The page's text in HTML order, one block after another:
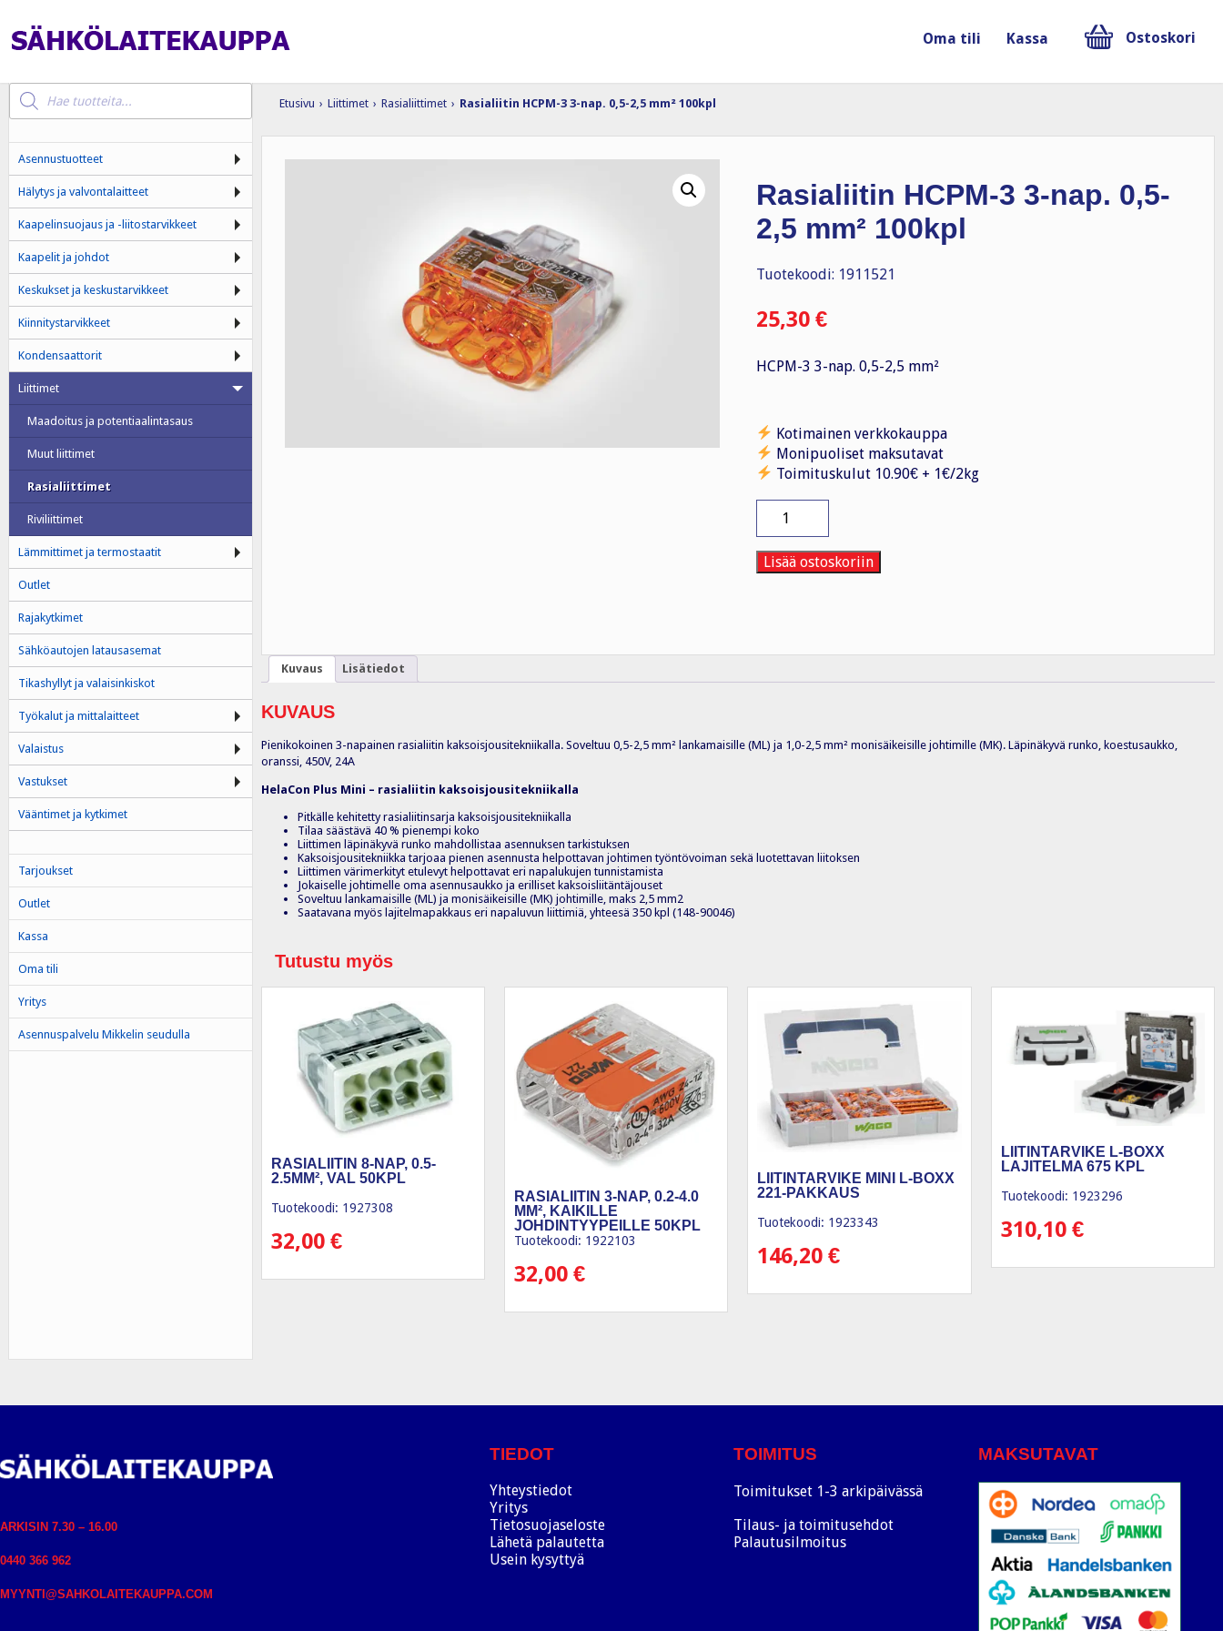
Oma tili Kassa Ostoskori
Etusivu › Liittimet › Rasialiittimet › Rasialiitin HCPM-3 3-nap. 0,5-2,5 mm² 100kpl
Rasialiitin HCPM-3 3-nap. 0,5-
2,5 mm² 100kpl
Tuotekoodi: 1911521
25,30 €
HCPM-3 3-nap. 0,5-2,5 mm²
Kotimainen verkkokauppa
Monipuoliset maksutavat
Toimituskulut 10.90€ + 1€/2kg
HCPM-
3
3-
nap.
Lisää ostoskoriin
Kuvaus Lisätiedot
KUVAUS
Pienikokoinen 3-napainen rasialiitin kaksoisjousitekniikalla. Soveltuu 0,5-2,5 mm² lankamaisille (ML) ja 1,0-2,5 mm² monisäikeisille johtimille (MK). Läpinäkyvä runko, koestusaukko,
oranssi, 450V, 24A
HelaCon Plus Mini – rasialiitin kaksoisjousitekniikalla
Pitkälle kehitetty rasialiitinsarja kaksoisjousitekniikalla
Tilaa säästävä 40 % pienempi koko
Liittimen läpinäkyvä runko mahdollistaa asennuksen tarkistuksen
Kaksoisjousitekniikka tarjoaa pienen asennusta helpottavan johtimen työntövoiman sekä luotettavan liitoksen
Liittimen värimerkityt etulevyt helpottavat eri napalukujen tunnistamista
Jokaiselle johtimelle oma asennusaukko ja erilliset kaksoisliitäntäjouset
Soveltuu lankamaisille (ML) ja monisäikeisille (MK) johtimille, maks 2,5 mm2
Saatavana myös lajitelmapakkaus eri napaluvun liittimiä, yhteesä 350 kpl (148-90046)
Tutustu myös
RASIALIITIN 8-NAP, 0.5-
2.5MM², VAL 50KPL
Tuotekoodi: 1927308
32,00 €
RASIALIITIN 3-NAP, 0.2-4.0
MM², KAIKILLE
JOHDINTYYPEILLE 50KPL
Tuotekoodi: 1922103
32,00€
LIITINTARVIKE MINI L-BOXX
221-PAKKAUS
Tuotekoodi: 1923343
146,20€
LIITINTARVIKE L-BOXX
LAJITELMA 675 KPL
Tuotekoodi: 1923296
310,10 €
Products
search
Asennustuotteet
Hälytys ja valvontalaitteet
Kaapelinsuojaus ja -liitostarvikkeet
Kaapelit ja johdot
Keskukset ja keskustarvikkeet
Kiinnitystarvikkeet
Kondensaattorit
Liittimet
Maadoitus ja potentiaalintasaus
Muut liittimet
Rasialiittimet
Riviliittimet
Lämmittimet ja termostaatit
Outlet
Rajakytkimet
Sähköautojen latausasemat
Tikashyllyt ja valaisinkiskot
Työkalut ja mittalaitteet
Valaistus
Vastukset
Vääntimet ja kytkimet
Tarjoukset
Outlet
Kassa
Oma tili
Yritys
Asennuspalvelu Mikkelin seudulla
ARKISIN 7.30 – 16.00
0440 366 962
MYYNTI@SAHKOLAITEKAUPPA.COM
TIEDOT
Yhteystiedot
Yritys
Tietosuojaseloste
Lähetä palautetta
Usein kysyttyä
TOIMITUS
Toimitukset 1-3 arkipäivässä
Tilaus- ja toimitusehdot
Palautusilmoitus
MAKSUTAVAT